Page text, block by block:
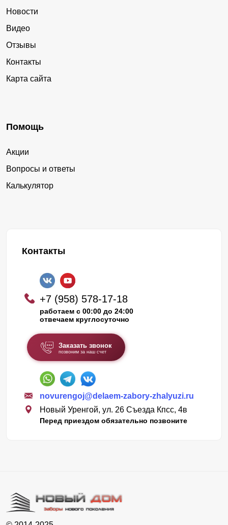
Новости
Видео
Отзывы
Контакты
Карта сайта
Помощь
Акции
Вопросы и ответы
Калькулятор
Контакты
+7 (958) 578-17-18
работаем с 00:00 до 24:00
отвечаем круглосуточно
Заказать звонок
позвоним за наш счет
novurengoj@delaem-zabory-zhalyuzi.ru
Новый Уренгой, ул. 26 Съезда Кпсс, 4в
Перед приездом обязательно позвоните